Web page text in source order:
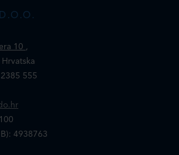
10 ,
2385 555
4938763